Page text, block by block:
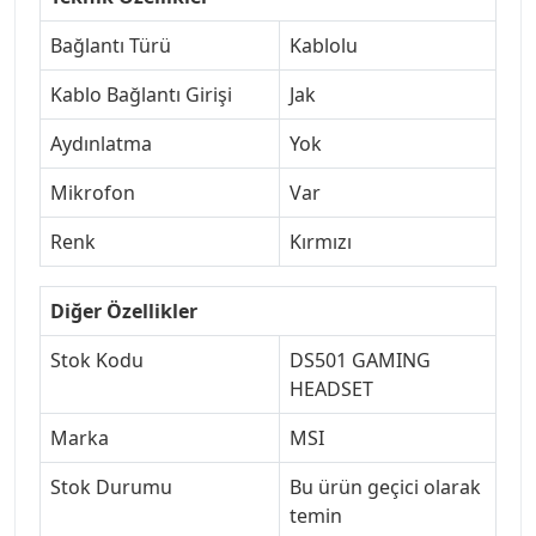
Bağlantı Türü
Kablolu
Kablo Bağlantı Girişi
Jak
Aydınlatma
Yok
Mikrofon
Var
Renk
Kırmızı
Diğer Özellikler
Stok Kodu
DS501 GAMING
HEADSET
Marka
MSI
Stok Durumu
Bu ürün geçici olarak
temin